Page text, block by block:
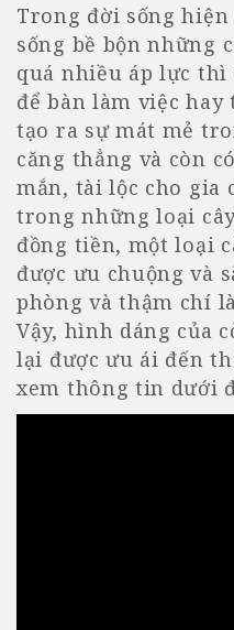
Trong đời sống
sống bề bộn những
quá nhiều áp lực thì
để bàn làm việc
tạo ra sự mát mẻ
căng thẳng và còn
mắn, tài lộc cho gia
trong những loại
đồng tiền, một loại
được ưu chuộng và
phòng và thậm chí
Vậy, hình dáng của
lại được ưu ái đến
xem thông tin dưới